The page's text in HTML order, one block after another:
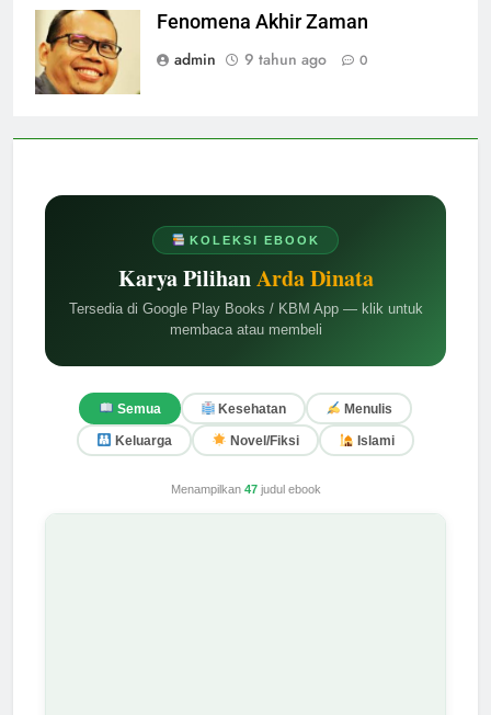
KOLEKSI EBOOK
Karya PilihanArda Dinata
Tersedia di Google Play Books / KBM App — klik untuk
membaca atau membeli
Semua Kesehatan Menulis
Keluarga Novel/Fiksi Islami
Menampilkan 47judul ebook
Fenomena Akhir Zaman
admin
9 tahun ago 0